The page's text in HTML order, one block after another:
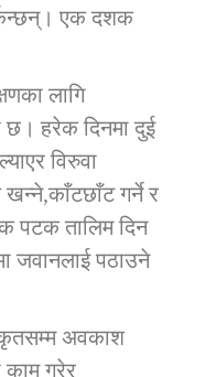
एक दशक
लागि
छ। हरेक दिनमा दुई
विरुवा
गर्ने र
पटक तालिम दिन
जवानलाई पठाउने
अवकाश
काम गरेर